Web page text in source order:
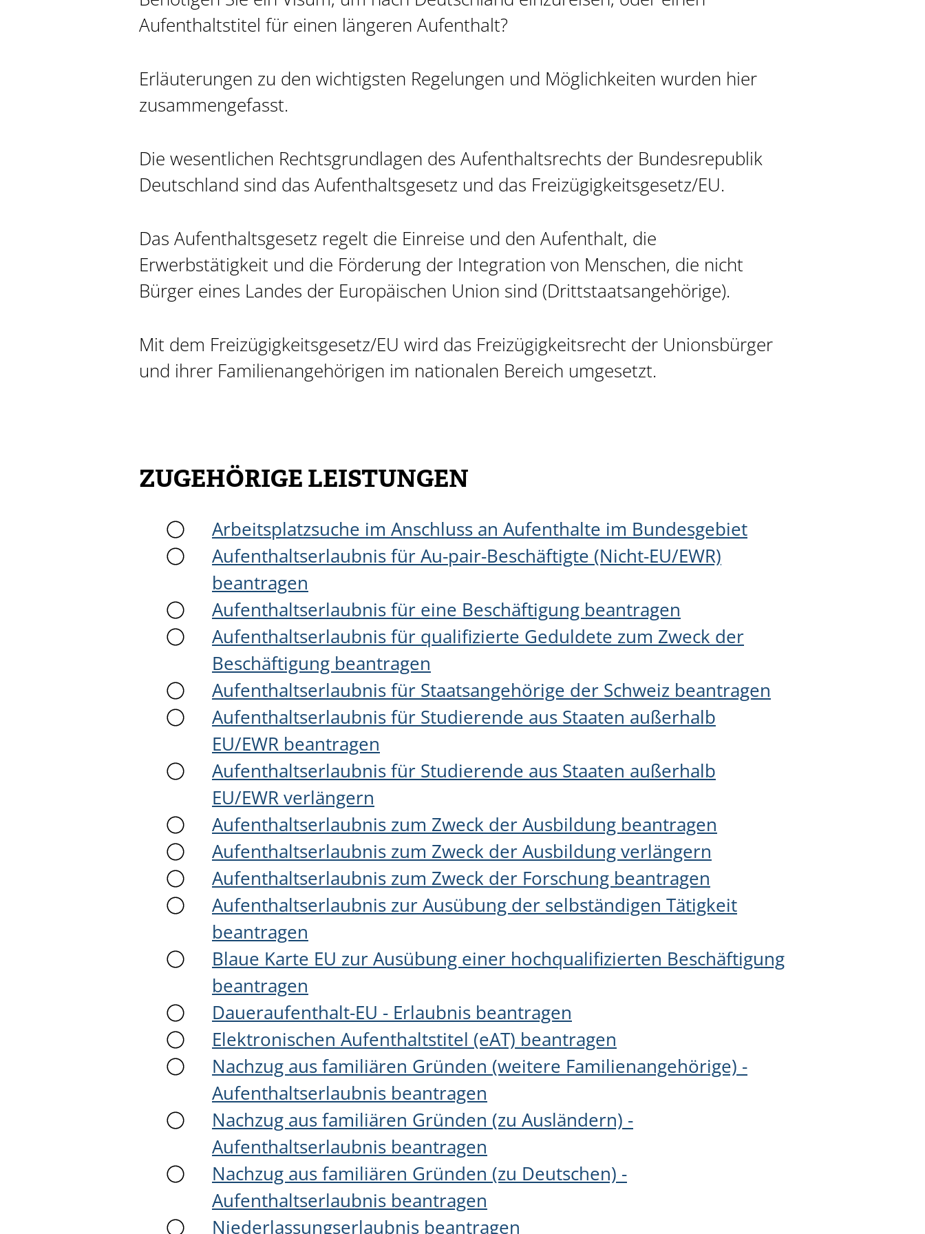
Aufenthaltstitel für einen längeren Aufenthalt?
Erläuterungen zu den wichtigsten Regelungen und Möglichkeiten wurden hier
zusammengefasst.
Die wesentlichen Rechtsgrundlagen des Aufenthaltsrechts der Bundesrepublik
Deutschland sind das Aufenthaltsgesetz und das Freizügigkeitsgesetz/EU.
Das Aufenthaltsgesetz regelt die Einreise und den Aufenthalt, die
Erwerbstätigkeit und die Förderung der Integration von Menschen, die nicht
Bürger eines Landes der Europäischen Union sind (Drittstaatsangehörige).
Mit dem Freizügigkeitsgesetz/EU wird das Freizügigkeitsrecht der Unionsbürger
und ihrer Familienangehörigen im nationalen Bereich umgesetzt.
ZUGEHÖRIGE LEISTUNGEN
Arbeitsplatzsuche im Anschluss an Aufenthalte im Bundesgebiet
Aufenthaltserlaubnis für Au-pair-Beschäftigte (Nicht-EU/EWR)
beantragen
Aufenthaltserlaubnis für eine Beschäftigung beantragen
Aufenthaltserlaubnis für qualifizierte Geduldete zum Zweck der
Beschäftigung beantragen
Aufenthaltserlaubnis für Staatsangehörige der Schweiz beantragen
Aufenthaltserlaubnis für Studierende aus Staaten außerhalb
EU/EWR beantragen
Aufenthaltserlaubnis für Studierende aus Staaten außerhalb
EU/EWR verlängern
Aufenthaltserlaubnis zum Zweck der Ausbildung beantragen
Aufenthaltserlaubnis zum Zweck der Ausbildung verlängern
Aufenthaltserlaubnis zum Zweck der Forschung beantragen
Aufenthaltserlaubnis zur Ausübung der selbständigen Tätigkeit
beantragen
Blaue Karte EU zur Ausübung einer hochqualifizierten Beschäftigung
beantragen
Daueraufenthalt-EU - Erlaubnis beantragen
Elektronischen Aufenthaltstitel (eAT) beantragen
Nachzug aus familiären Gründen (weitere Familienangehörige) -
Aufenthaltserlaubnis beantragen
Nachzug aus familiären Gründen (zu Ausländern) -
Aufenthaltserlaubnis beantragen
Nachzug aus familiären Gründen (zu Deutschen) -
Aufenthaltserlaubnis beantragen
Niederlassungserlaubnis beantragen